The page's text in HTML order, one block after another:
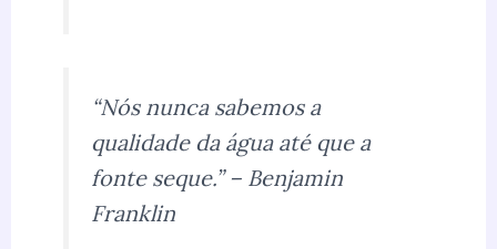
“Nós nunca sabemos a
qualidade da água até que a
fonte seque.” – Benjamin
Franklin